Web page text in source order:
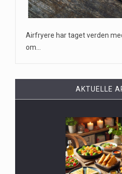
Airfryere har taget verden
om…
AKTUELLE